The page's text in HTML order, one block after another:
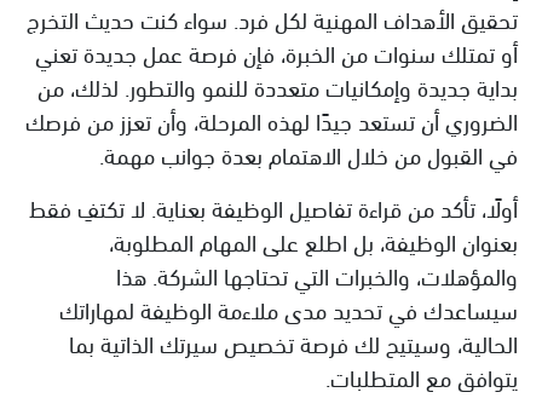
تحقيق الأهداف المهنية لكل فرد. سواء كنت حديث التخرج
أو تمتلك سنوات من الخبرة، فإن فرصة عمل جديدة تعني
بداية جديدة وإمكانيات متعددة للنمو والتطور. لذلك، من
الضروري أن تستعد جيدًا لهذه المرحلة، وأن تعزز من فرصك
في القبول من خلال الاهتمام بعدة جوانب مهمة.
أولًا، تأكد من قراءة تفاصيل الوظيفة بعناية. لا تكتفِ فقط
بعنوان الوظيفة، بل اطلع على المهام المطلوبة،
والمؤهلات، والخبرات التي تحتاجها الشركة. هذا
سيساعدك في تحديد مدى ملاءمة الوظيفة لمهاراتك
الحالية، وسيتيح لك فرصة تخصيص سيرتك الذاتية بما
يتوافق مع المتطلبات.